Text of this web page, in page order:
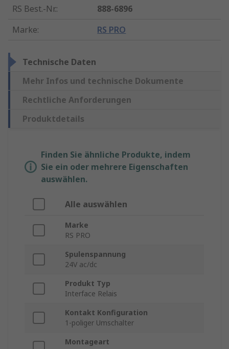
RS Best.-Nr.:
888-6896
Marke: RS PRO
Technische Daten
Mehr Infos und technische Dokumente
Rechtliche Anforderungen
Produktdetails
Finden Sie ähnliche Produkte, indem
Sie ein oder mehrere Eigenschaften
auswählen.
Alle auswählen
Marke
RS PRO
Spulenspannung
24V ac/dc
Produkt Typ
Interface Relais
Kontakt Konfiguration
1-poliger Umschalter
Montageart